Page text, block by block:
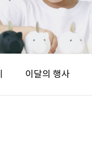
이달의 행사